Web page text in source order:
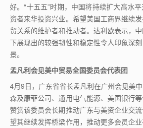
好。“十五五”时期，中国将持续扩大高水
资者来华投资兴业。希望美国工商界继续
贸关系的维护者和推动者。达利欧表示，
下展现出的较强韧性和稳定性令人印象深
景。
孟凡利会见美中贸易全国委员会代表团
4月9日，广东省省长孟凡利在广州会见美
森及康菲公司、通用电气能源、美国银行
赞赏该委员会长期推动广东与美资企业交
望其继续发挥桥梁作用，推动更多会员企